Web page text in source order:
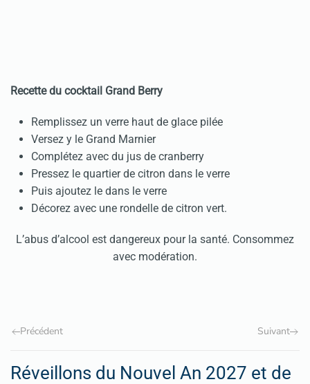
Recette du cocktail Grand Berry
Remplissez un verre haut de glace pilée
Versez y le Grand Marnier
Complétez avec du jus de cranberry
Pressez le quartier de citron dans le verre
Puis ajoutez le dans le verre
Décorez avec une rondelle de citron vert.
L’abus d’alcool est dangereux pour la santé. Consommez
avec modération.
Précédent Suivant
Réveillons du Nouvel An 2027 et de